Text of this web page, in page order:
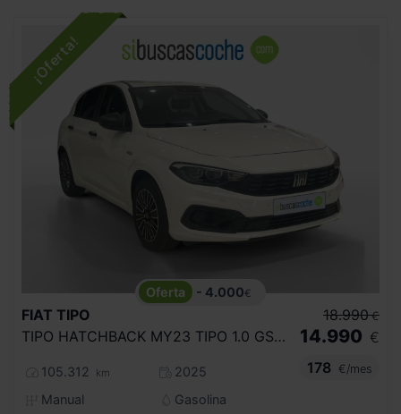
- 4.000€
FIAT TIPO
TIPO HATCHBACK MY23 TIPO 1.0 GSE 73KW (100CV)
105.312 km
2025
Manual
Gasolina
18.990 €
14.990 €
178
€/mes